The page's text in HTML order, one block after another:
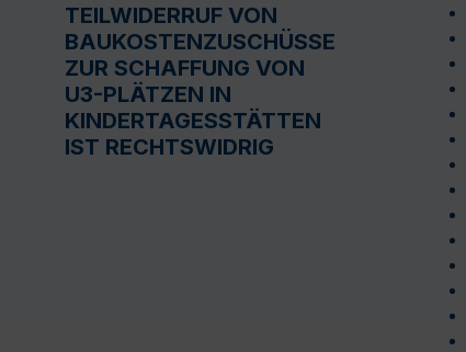
TEILWIDERRUF VON
BAUKOSTENZUSCHÜSSEN
ZUR SCHAFFUNG VON
U3-PLÄTZEN IN
KINDERTAGESSTÄTTEN
IST RECHTSWIDRIG